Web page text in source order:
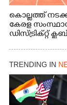
കൊല്ലത്ത്
കേരള
ഡിസ്ട്രിക്റ്റ് ക്ലബ്
20
മത്സരത്തിനിടെ
ട്രാക്കിന്
നായകൾ.
TRENDING IN